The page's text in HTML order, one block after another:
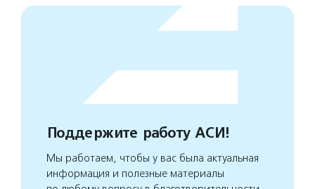
Поддержите работу АСИ!
Мы работаем, чтобы у вас была актуальная
информация и полезные материалы